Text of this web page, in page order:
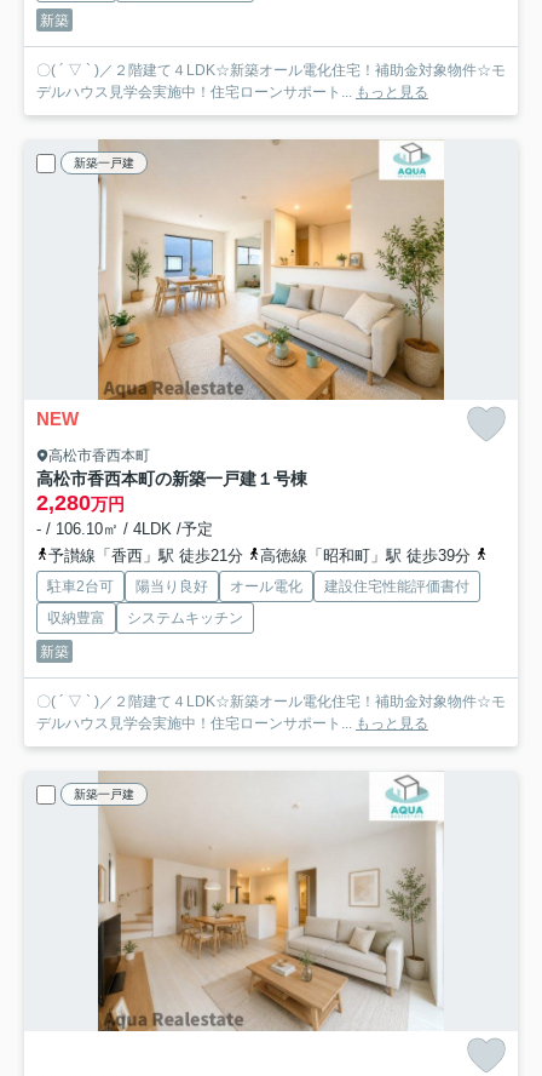
新築
〇( ´ ▽ ` )／２階建て４LDK☆新築オール電化住宅！補助金対象物件☆モ
デルハウス見学会実施中！住宅ローンサポート...
もっと見る
新築一戸建
NEW
高松市香西本町
高松市香西本町の新築一戸建１号棟
2,280万円
- / 106.10㎡ / 4LDK /予定
予讃線「香西」駅 徒歩21分
高徳線「昭和町」駅 徒歩39分
駐車2台可 陽当り良好 オール電化
建設住宅性能評価書付
収納豊富
システムキッチン
新築
〇( ´ ▽ ` )／２階建て４LDK☆新築オール電化住宅！補助金対象物件☆モ
デルハウス見学会実施中！住宅ローンサポート...
もっと見る
新築一戸建